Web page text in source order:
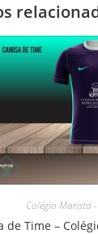
Colégio Marista
de Time –